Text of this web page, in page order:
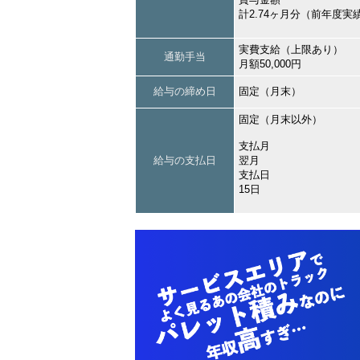
計2.74ヶ月分（前年度実
通勤手当
実費支給（上限あり）
月額50,000円
給与の締め日 固定（月末）
給与の支払日
固定（月末以外）
支払月
翌月
支払日
15日